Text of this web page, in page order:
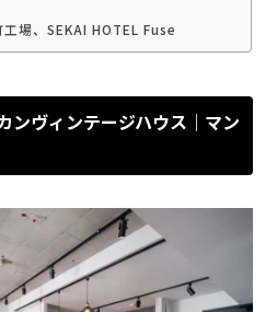
工場、SEKAI HOTEL Fuse
ンヴィンテージハウス｜マン